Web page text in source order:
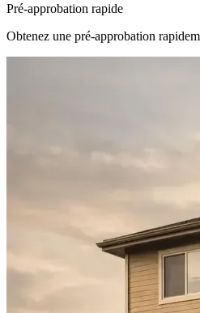
Pré-approbation rapide
Obtenez une pré-approbation